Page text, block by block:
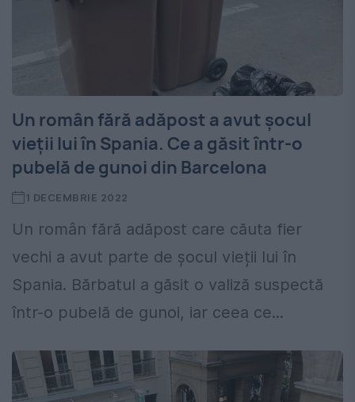
Un român fără adăpost a avut șocul
vieții lui în Spania. Ce a găsit într-o
pubelă de gunoi din Barcelona
1 DECEMBRIE 2022
Un român fără adăpost care căuta fier
vechi a avut parte de șocul vieții lui în
Spania. Bărbatul a găsit o valiză suspectă
într-o pubelă de gunoi, iar ceea ce...